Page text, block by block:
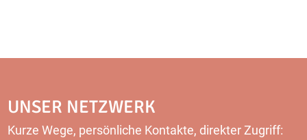
UNSER NETZWERK
Kurze Wege, persönliche Kontakte, direkter Zugriff: